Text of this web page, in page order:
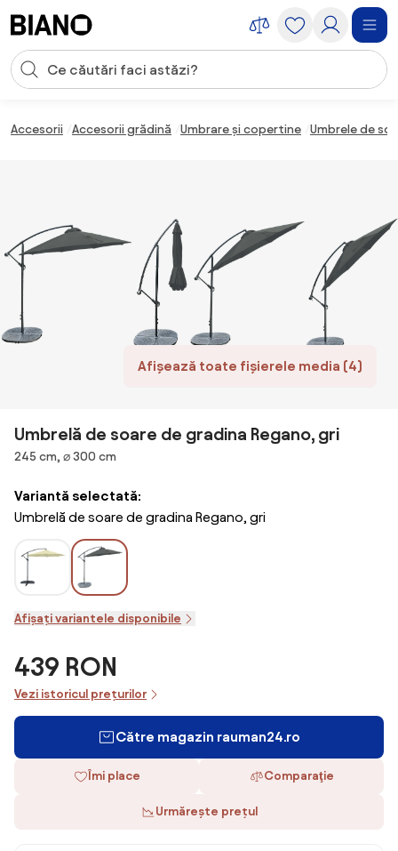
Introducerea căutării
Accesorii Accesorii grădină Umbrare și copertine Umbrele de
Afișează toate fișierele media (4)
Umbrelă de soare de gradina Regano, gri
Dimensiuni
245 cm, ⌀ 300 cm
Variantă selectată:
Umbrelă de soare de gradina Regano, gri
Afișați variantele disponibile
439 RON
Vezi istoricul prețurilor
Către magazin rauman24.ro
Îmi place Comparaţie
Urmărește prețul